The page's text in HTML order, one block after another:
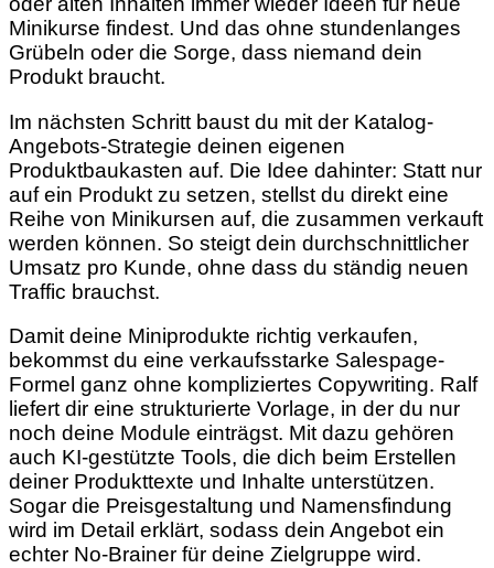
Minikurse findest. Und das ohne stundenlanges
Grübeln oder die Sorge, dass niemand dein
Produkt braucht.
Im nächsten Schritt baust du mit der Katalog-
Angebots-Strategie deinen eigenen
Produktbaukasten auf. Die Idee dahinter: Statt nur
auf ein Produkt zu setzen, stellst du direkt eine
Reihe von Minikursen auf, die zusammen verkauft
werden können. So steigt dein durchschnittlicher
Umsatz pro Kunde, ohne dass du ständig neuen
Traffic brauchst.
Damit deine Miniprodukte richtig verkaufen,
bekommst du eine verkaufsstarke Salespage-
Formel ganz ohne kompliziertes Copywriting. Ralf
liefert dir eine strukturierte Vorlage, in der du nur
noch deine Module einträgst. Mit dazu gehören
auch KI-gestützte Tools, die dich beim Erstellen
deiner Produkttexte und Inhalte unterstützen.
Sogar die Preisgestaltung und Namensfindung
wird im Detail erklärt, sodass dein Angebot ein
echter No-Brainer für deine Zielgruppe wird.